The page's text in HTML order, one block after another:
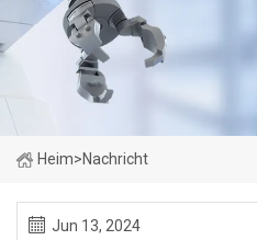
Heim>Nachricht
Jun 13, 2024